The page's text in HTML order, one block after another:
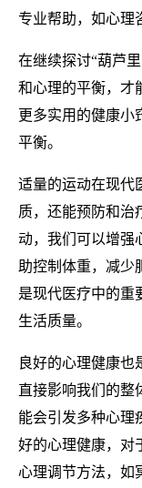
专业帮助，如心理
在继续探讨“葫芦
和心理的平衡，才
更多实用的健康小
平衡。
适量的运动在现代
质，还能预防和治
动，我们可以增强
助控制体重，减少
是现代医疗中的重
生活质量。
良好的心理健康
直接影响我们的整
能会引发多种心理
好的心理健康，对
心理调节方法，如